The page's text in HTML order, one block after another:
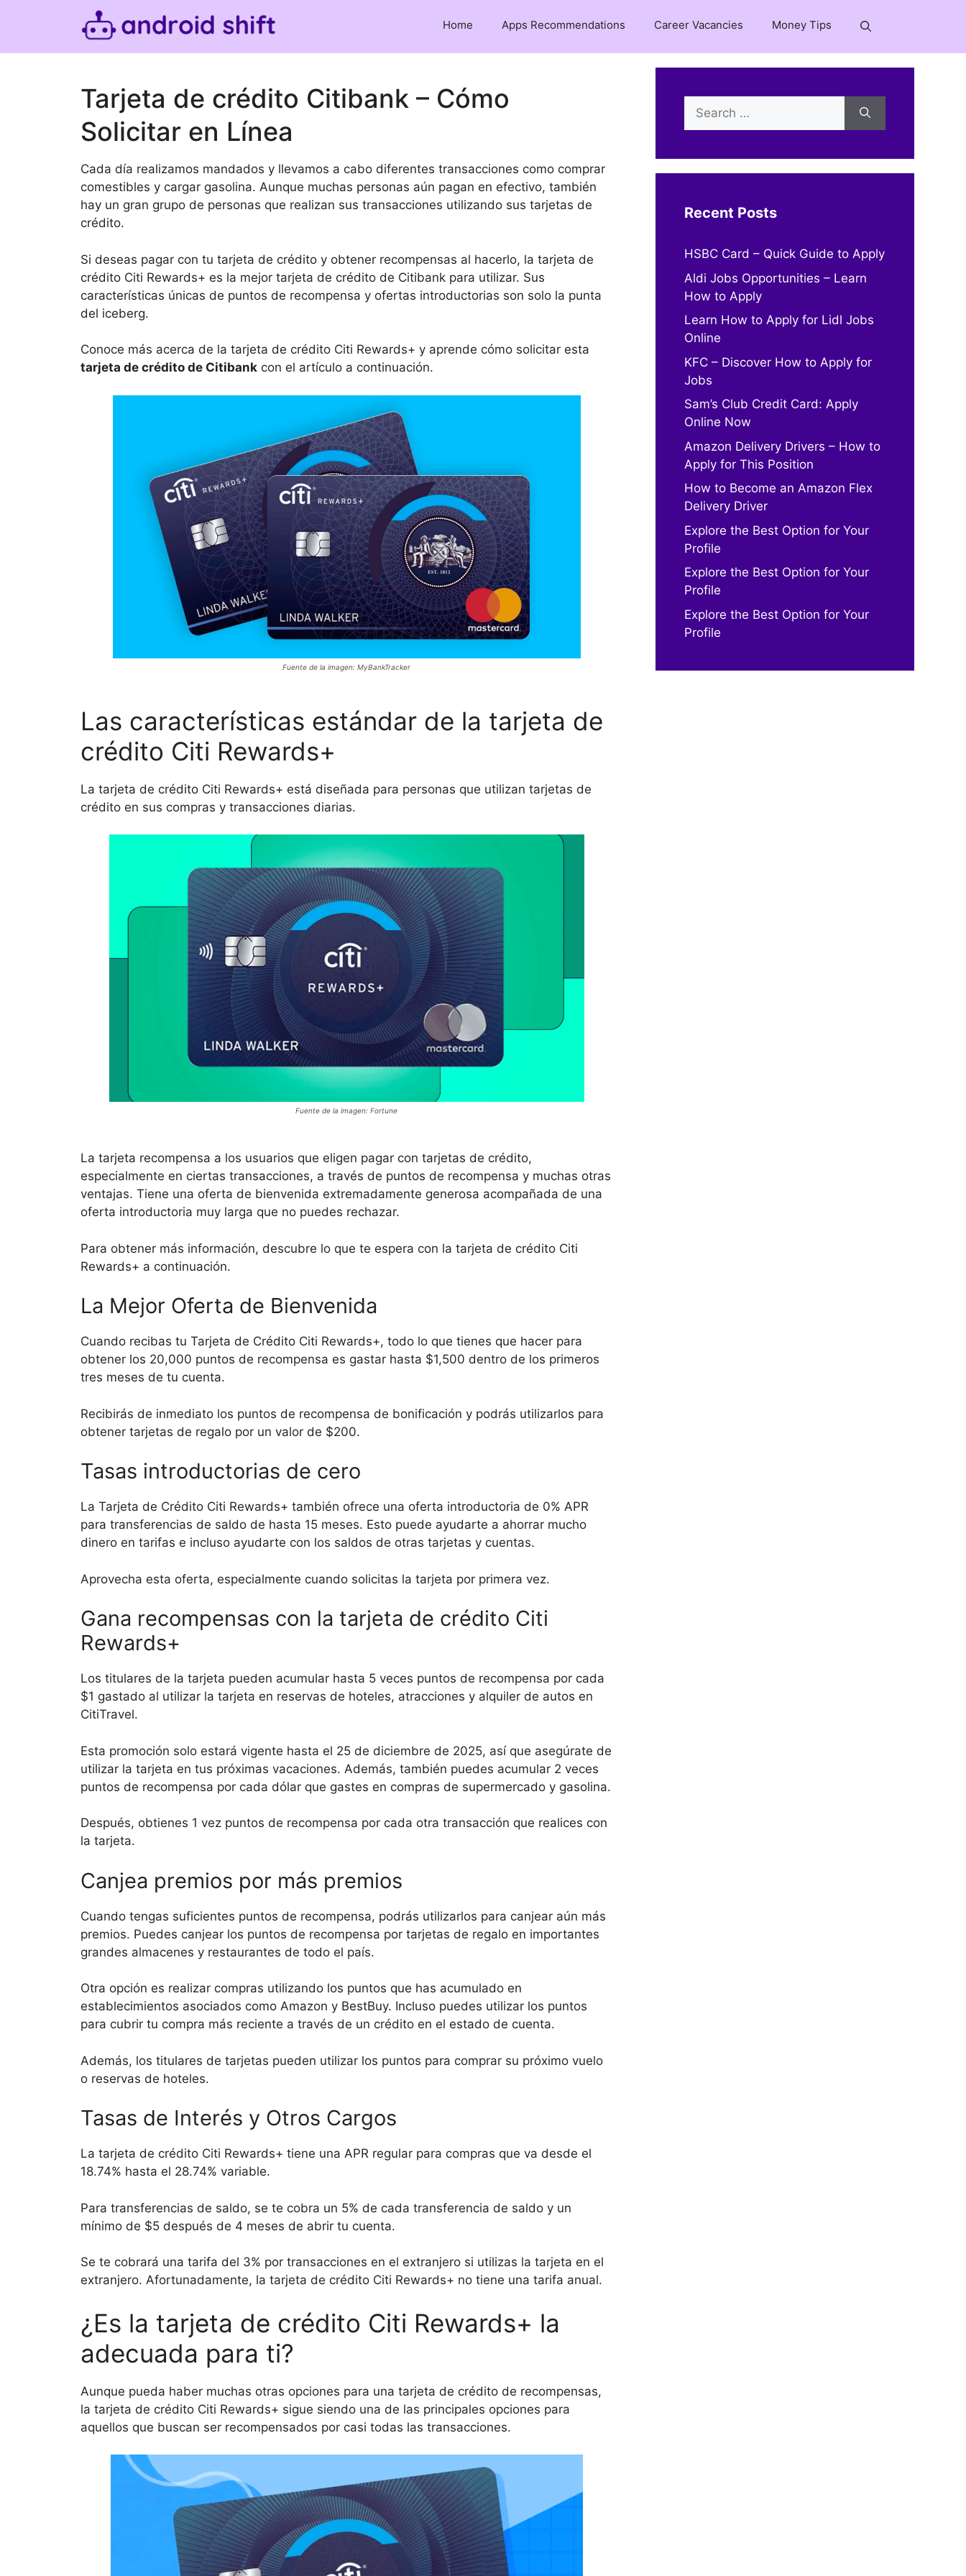
Home Apps Recommendations Career Vacancies Money Tips
Tarjeta de crédito Citibank – Cómo
Solicitar en Línea
Cada día realizamos mandados y llevamos a cabo diferentes transacciones como comprar
comestibles y cargar gasolina. Aunque muchas personas aún pagan en efectivo, también
hay un gran grupo de personas que realizan sus transacciones utilizando sus tarjetas de
crédito.
Si deseas pagar con tu tarjeta de crédito y obtener recompensas al hacerlo, la tarjeta de
crédito Citi Rewards+ es la mejor tarjeta de crédito de Citibank para utilizar. Sus
características únicas de puntos de recompensa y ofertas introductorias son solo la punta
del iceberg.
Conoce más acerca de la tarjeta de crédito Citi Rewards+ y aprende cómo solicitar esta
tarjeta de crédito de Citibank con el artículo a continuación.
Fuente de la imagen: MyBankTracker
Las características estándar de la tarjeta de
crédito Citi Rewards+
La tarjeta de crédito Citi Rewards+ está diseñada para personas que utilizan tarjetas de
crédito en sus compras y transacciones diarias.
Fuente de la imagen: Fortune
La tarjeta recompensa a los usuarios que eligen pagar con tarjetas de crédito,
especialmente en ciertas transacciones, a través de puntos de recompensa y muchas otras
ventajas. Tiene una oferta de bienvenida extremadamente generosa acompañada de una
oferta introductoria muy larga que no puedes rechazar.
Para obtener más información, descubre lo que te espera con la tarjeta de crédito Citi
Rewards+ a continuación.
La Mejor Oferta de Bienvenida
Cuando recibas tu Tarjeta de Crédito Citi Rewards+, todo lo que tienes que hacer para
obtener los 20,000 puntos de recompensa es gastar hasta $1,500 dentro de los primeros
tres meses de tu cuenta.
Recibirás de inmediato los puntos de recompensa de bonificación y podrás utilizarlos para
obtener tarjetas de regalo por un valor de $200.
Tasas introductorias de cero
La Tarjeta de Crédito Citi Rewards+ también ofrece una oferta introductoria de 0% APR
para transferencias de saldo de hasta 15 meses. Esto puede ayudarte a ahorrar mucho
dinero en tarifas e incluso ayudarte con los saldos de otras tarjetas y cuentas.
Aprovecha esta oferta, especialmente cuando solicitas la tarjeta por primera vez.
Gana recompensas con la tarjeta de crédito Citi
Rewards+
Los titulares de la tarjeta pueden acumular hasta 5 veces puntos de recompensa por cada
$1 gastado al utilizar la tarjeta en reservas de hoteles, atracciones y alquiler de autos en
CitiTravel.
Esta promoción solo estará vigente hasta el 25 de diciembre de 2025, así que asegúrate de
utilizar la tarjeta en tus próximas vacaciones. Además, también puedes acumular 2 veces
puntos de recompensa por cada dólar que gastes en compras de supermercado y gasolina.
Después, obtienes 1 vez puntos de recompensa por cada otra transacción que realices con
la tarjeta.
Canjea premios por más premios
Cuando tengas suficientes puntos de recompensa, podrás utilizarlos para canjear aún más
premios. Puedes canjear los puntos de recompensa por tarjetas de regalo en importantes
grandes almacenes y restaurantes de todo el país.
Otra opción es realizar compras utilizando los puntos que has acumulado en
establecimientos asociados como Amazon y BestBuy. Incluso puedes utilizar los puntos
para cubrir tu compra más reciente a través de un crédito en el estado de cuenta.
Además, los titulares de tarjetas pueden utilizar los puntos para comprar su próximo vuelo
o reservas de hoteles.
Tasas de Interés y Otros Cargos
La tarjeta de crédito Citi Rewards+ tiene una APR regular para compras que va desde el
18.74% hasta el 28.74% variable.
Para transferencias de saldo, se te cobra un 5% de cada transferencia de saldo y un
mínimo de $5 después de 4 meses de abrir tu cuenta.
Se te cobrará una tarifa del 3% por transacciones en el extranjero si utilizas la tarjeta en el
extranjero. Afortunadamente, la tarjeta de crédito Citi Rewards+ no tiene una tarifa anual.
¿Es la tarjeta de crédito Citi Rewards+ la
adecuada para ti?
Aunque pueda haber muchas otras opciones para una tarjeta de crédito de recompensas,
la tarjeta de crédito Citi Rewards+ sigue siendo una de las principales opciones para
aquellos que buscan ser recompensados por casi todas las transacciones.
Search
for:
Recent Posts
HSBC Card – Quick Guide to Apply
Aldi Jobs Opportunities – Learn
How to Apply
Learn How to Apply for Lidl Jobs
Online
KFC – Discover How to Apply for
Jobs
Sam’s Club Credit Card: Apply
Online Now
Amazon Delivery Drivers – How to
Apply for This Position
How to Become an Amazon Flex
Delivery Driver
Explore the Best Option for Your
Profile
Explore the Best Option for Your
Profile
Explore the Best Option for Your
Profile